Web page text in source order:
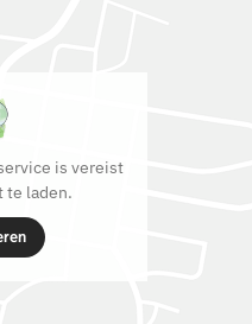
is vereist
te laden.